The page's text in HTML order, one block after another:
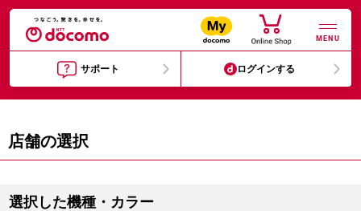
MENU
サポート ログインする
店舗の選択
選択した機種・カラー